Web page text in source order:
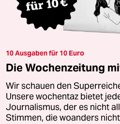
10 Ausgaben für 10 Euro
Die Wochenzeitung
Wir schauen den
Unsere wochentaz bietet
Journalismus, der es nicht
Stimmen, die woanders